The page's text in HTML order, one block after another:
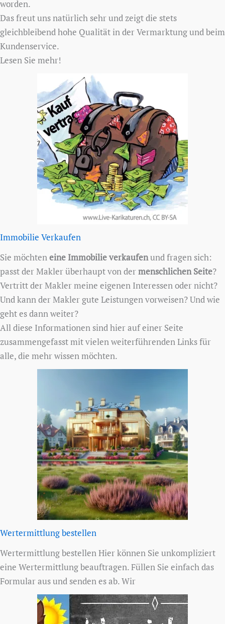
worden.
Das freut uns natürlich sehr und zeigt die stets
gleichbleibend hohe Qualität in der Vermarktung und beim
Kundenservice.
Lesen Sie mehr!
Immobilie Verkaufen
Sie möchteneine Immobilie verkaufenund fragen sich:
passt der Makler überhaupt von dermenschlichen Seite?
Vertritt der Makler meine eigenen Interessen oder nicht?
Und kann der Makler gute Leistungen vorweisen? Und wie
geht es dann weiter?
All diese Informationen sind hier auf einer Seite
zusammengefasst mit vielen weiterführenden Links für
alle, die mehr wissen möchten.
Wertermittlung bestellen
Wertermittlung bestellen Hier können Sie unkompliziert
eine Wertermittlung beauftragen. Füllen Sie einfach das
Formular aus und senden es ab. Wir